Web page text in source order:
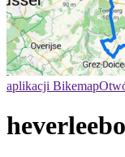
aplikacji Bikemap